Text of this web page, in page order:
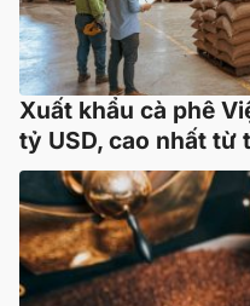
Xuất khẩu cà phê
tỷ USD, cao nhất từ